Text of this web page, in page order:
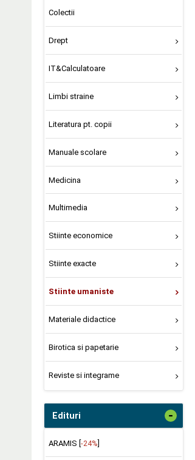
Colectii
Drept
IT&Calculatoare
Limbi straine
Literatura pt. copii
Manuale scolare
Medicina
Multimedia
Stiinte economice
Stiinte exacte
Stiinte umaniste
Materiale didactice
Birotica si papetarie
Reviste si integrame
Edituri -
ARAMIS [-24%]